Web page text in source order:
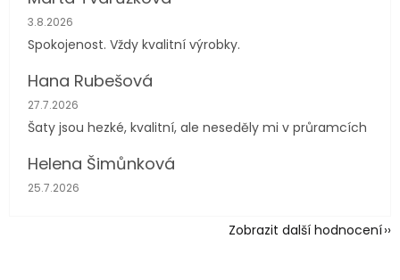
Hodnocení obchodu je 5 z 5 hvězdiček.
3.8.2026
Spokojenost. Vždy kvalitní výrobky.
Hana Rubešová
Hodnocení obchodu je 4 z 5 hvězdiček.
27.7.2026
Šaty jsou hezké, kvalitní, ale neseděly mi v průramcích
Helena Šimůnková
Hodnocení obchodu je 5 z 5 hvězdiček.
25.7.2026
Zobrazit další hodnocení